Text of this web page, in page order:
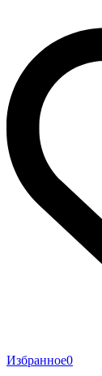
Избранное0